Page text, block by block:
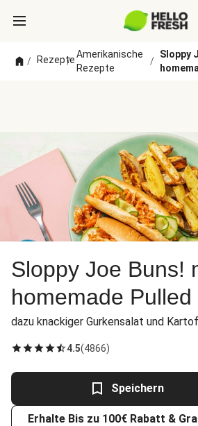
/ Rezepte
/
Amerikanische
Rezepte
/
Sloppy
Sloppy Joe Buns!
homemade Pulled
dazu knackiger Gurkensalat und
4.5(4866)
Speichern
Erhalte Bis zu 100€ Rabatt &